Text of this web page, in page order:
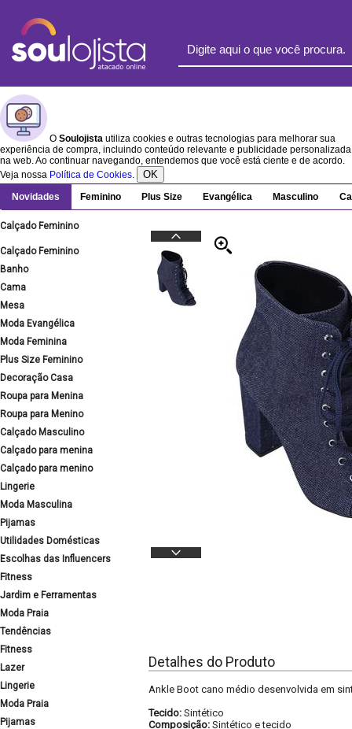
O Soulojista utiliza cookies e outras tecnologias para melhorar sua
experiência de compra, incluindo conteúdo relevante e publicidade personalizada
na web. Ao continuar navegando, entendemos que você está ciente e de acordo.
Veja nossa Política de Cookies. OK
Novidades Feminino Plus Size Evangélica Masculino
Calçado Feminino
Calçado Feminino
Banho
Cama
Mesa
Moda Evangélica
Moda Feminina
Plus Size Feminino
Decoração Casa
Roupa para Menina
Roupa para Menino
Calçado Masculino
Calçado para menina
Calçado para menino
Lingerie
Moda Masculina
Pijamas
Utilidades Domésticas
Escolhas das Influencers
Fitness
Jardim e Ferramentas
Moda Praia
Tendências
Fitness
Lazer
Lingerie
Moda Praia
Pijamas
Detalhes do Produto
Ankle Boot cano médio desenvolvida em
Tecido: Sintético
Composição: Sintético e tecido